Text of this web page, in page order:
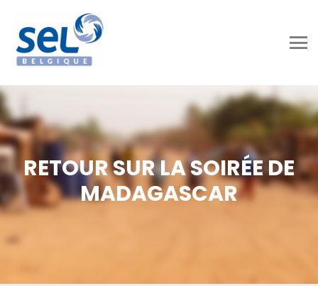
RETOUR SUR LA SOIRÉE DE
MADAGASCAR